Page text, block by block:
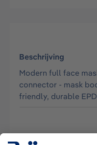
Beschrijving
Modern full face
connector - mask
friendly, durable